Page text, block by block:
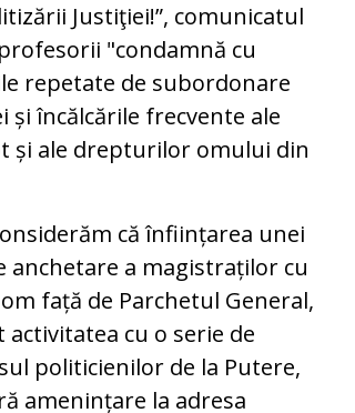
Justiţiei!”, comunicatul
"condamnă cu
repetate de subordonare
și încălcările frecvente ale
și ale drepturilor omului din
că înființarea unei
anchetare a magistraților cu
față de Parchetul General,
activitatea cu o serie de
politicienilor de la Putere,
amenințare la adresa